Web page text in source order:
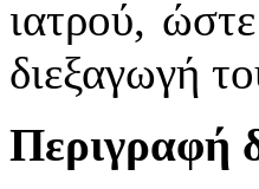
ιατρού,
διεξαγωγή
Περιγραφή